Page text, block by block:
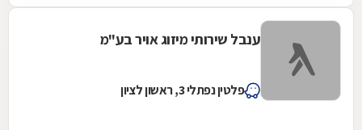
ענבל שירותי מיזוג אויר בע"מ
פלטין נפתלי 3, ראשון לציון